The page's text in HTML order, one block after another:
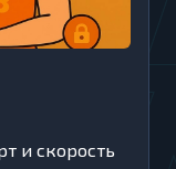
и скорость